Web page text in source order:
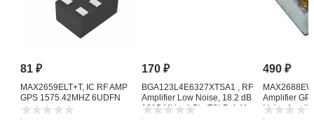
81₽
MAX2659ELT+T, IC RF AMP
GPS 1575.42MHZ 6UDFN
170₽
BGA123L4E6327XTSA1 , RF
Amplifier Low Noise, 18.2 dB
1615 MHz, 4-Pin TSLP-4-11
490₽
Amplifier
Noise